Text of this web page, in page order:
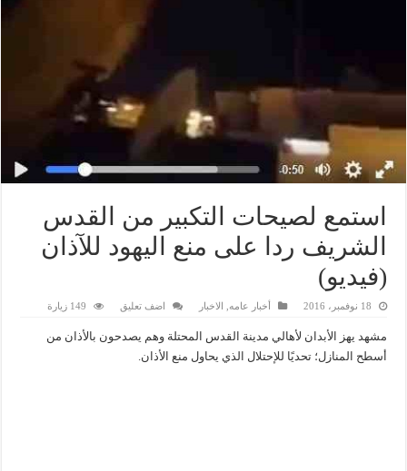
استمع لصيحات التكبير من القدس
الشريف ردا على منع اليهود للآذان
(فيديو)
18 نوفمبر، 2016 أخبار عامه الاخبار اضف تعليق 149 زيارة
مشهد يهز الأبدان لأهالي مدينة القدس المحتلة وهم يصدحون بالأذان من
أسطح المنازل؛ تحديًا للإحتلال الذي يحاول منع الأذان.